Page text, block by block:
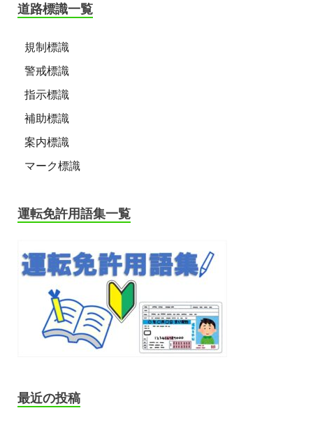
道路標識一覧
規制標識
警戒標識
指示標識
補助標識
案内標識
マーク標識
運転免許用語集一覧
最近の投稿